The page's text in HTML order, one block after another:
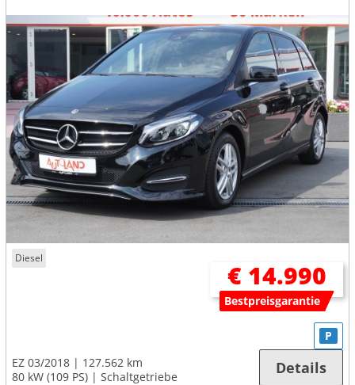
Diesel
€ 14.990
Bestpreisgarantie
EZ 03/2018
127.562 km
80 kW (109 PS)
Schaltgetriebe
P
Details